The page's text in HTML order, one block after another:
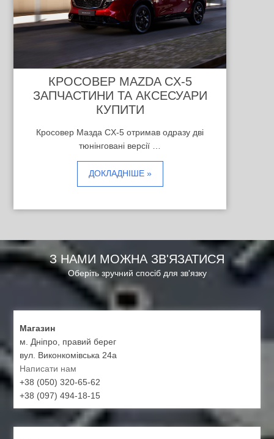
КРОСОВЕР MAZDA CX-5
ЗАПЧАСТИНИ ТА АКСЕСУАРИ
КУПИТИ
Кросовер Мазда CX-5 отримав одразу дві
тюнінговані версії …
ДОКЛАДНІШЕ »
З НАМИ МОЖНА ЗВ'ЯЗАТИСЯ
Оберіть зручний спосіб для зв'язку
Магазин
м. Дніпро, правий берег
вул. Виконкомівська 24а
Написати нам
+38 (050) 320-65-62
+38 (097) 494-18-15